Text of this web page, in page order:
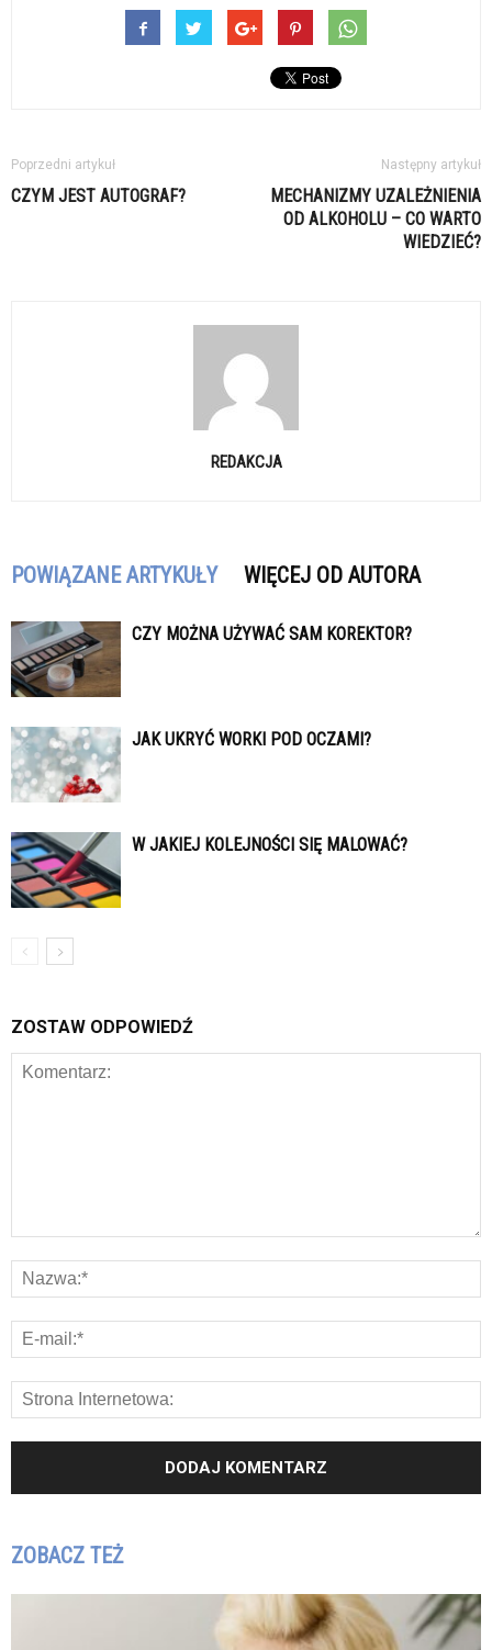
Poprzedni artykuł
CZYM JEST AUTOGRAF?
Następny artykuł
MECHANIZMY UZALEŻNIENIA
OD ALKOHOLU – CO WARTO
WIEDZIEĆ?
REDAKCJA
POWIĄZANE ARTYKUŁY WIĘCEJ OD AUTORA
CZY MOŻNA UŻYWAĆ SAM KOREKTOR?
JAK UKRYĆ WORKI POD OCZAMI?
W JAKIEJ KOLEJNOŚCI SIĘ MALOWAĆ?
ZOSTAW ODPOWIEDŹ
ZOBACZ TEŻ